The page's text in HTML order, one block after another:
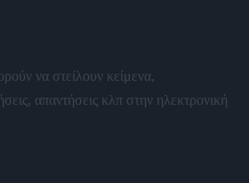
να στείλουν κείμενα,
απαντήσεις κλπ στην ηλεκτρονική